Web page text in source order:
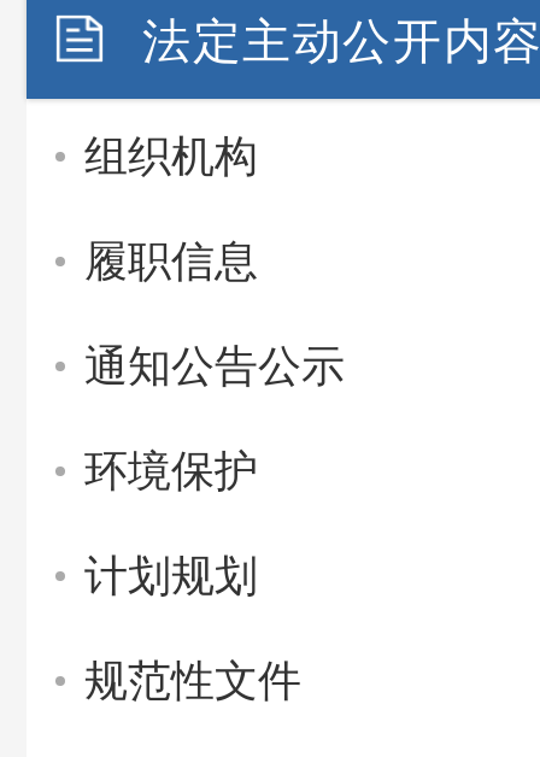
法定主动公开内
组织机构
履职信息
通知公告公示
环境保护
计划规划
规范性文件